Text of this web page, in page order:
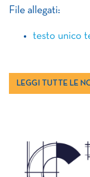
File allegati:
testo unico
LEGGI TUTTE LE